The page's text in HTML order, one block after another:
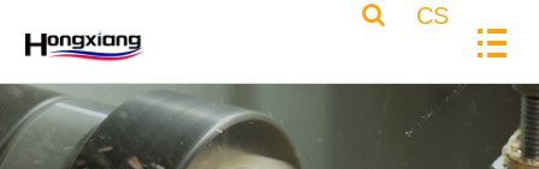
CS